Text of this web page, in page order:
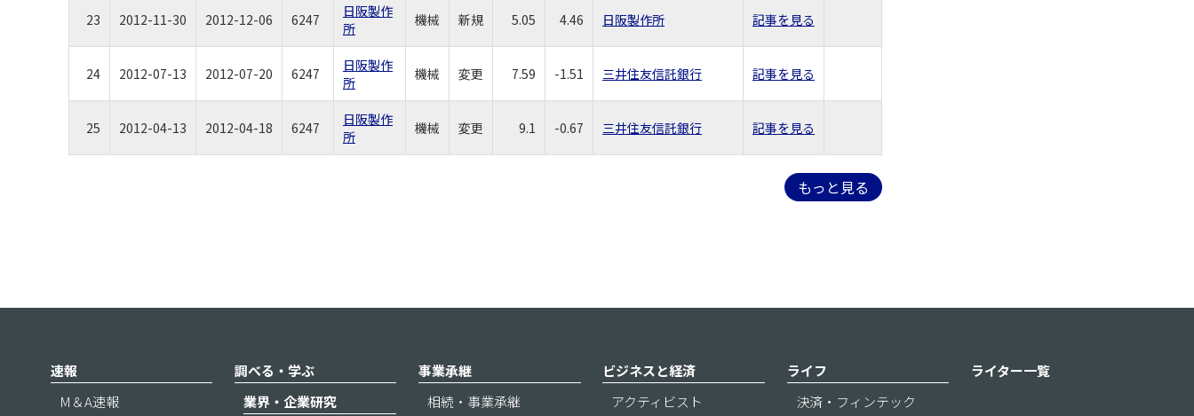
23 2012-11-30 2012-12-06 6247
日阪製作
所
機械 新規 5.05 4.46 日阪製作所 記事を見る
24 2012-07-13 2012-07-20 6247
日阪製作
所
機械 変更 7.59 -1.51 三井住友信託銀行 記事を見る
25 2012-04-13 2012-04-18 6247
日阪製作
所
機械 変更 9.1 -0.67 三井住友信託銀行 記事を見る
もっと見る
速報
M＆A速報
調べる・学ぶ
業界・企業研究
事業承継
相続・事業承継
ビジネスと経済
アクティビスト
ライフ
決済・フィンテック
ライター一覧